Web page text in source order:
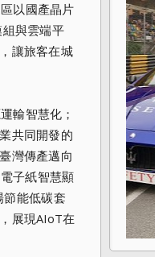
以國產晶片
與雲端平
讓旅客在城
輸智慧化；
共同開發的
灣傳產邁向
子紙智慧顯
節能低碳套
展現AIoT在